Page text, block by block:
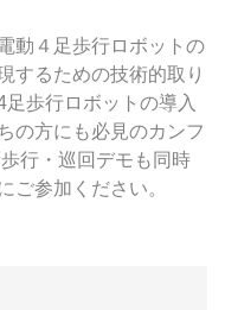
動４足歩行ロボットの
するための技術的取り
歩行ロボットの導入
の方にも必見のカンフ
行・巡回デモも同時
ご参加ください。